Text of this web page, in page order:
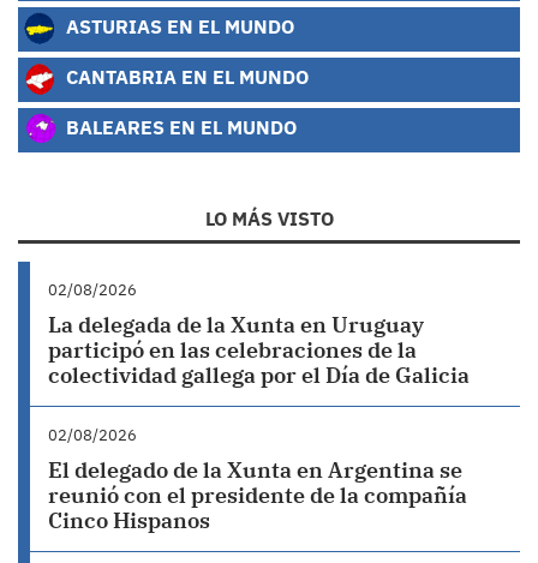
ASTURIAS EN EL MUNDO
CANTABRIA EN EL MUNDO
BALEARES EN EL MUNDO
LO MÁS VISTO
02/08/2026
La delegada de la Xunta en Uruguay
participó en las celebraciones de la
colectividad gallega por el Día de Galicia
02/08/2026
El delegado de la Xunta en Argentina se
reunió con el presidente de la compañía
Cinco Hispanos